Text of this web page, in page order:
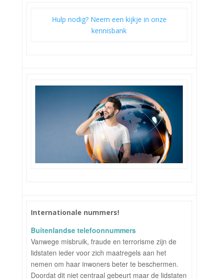
Hulp nodig? Neem een kijkje in onze
kennisbank
Internationale nummers!
Buitenlandse telefoonnummers
Vanwege misbruik, fraude en terrorisme zijn de
lidstaten ieder voor zich maatregels aan het
nemen om haar inwoners beter te beschermen.
Doordat dit niet centraal gebeurt maar de lidstaten